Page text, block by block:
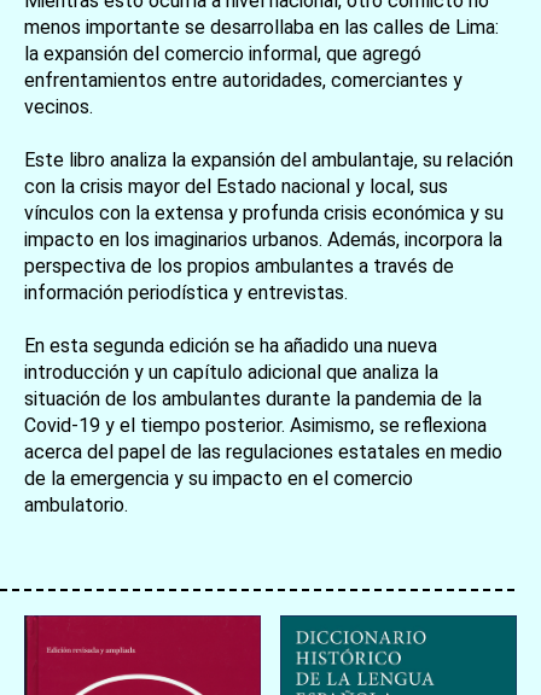
カートへ進む
menos importante se desarrollaba en las calles de Lima:
la expansión del comercio informal, que agregó
enfrentamientos entre autoridades, comerciantes y
vecinos.
Este libro analiza la expansión del ambulantaje, su relación
con la crisis mayor del Estado nacional y local, sus
vínculos con la extensa y profunda crisis económica y su
impacto en los imaginarios urbanos. Además, incorpora la
perspectiva de los propios ambulantes a través de
información periodística y entrevistas.
En esta segunda edición se ha añadido una nueva
introducción y un capítulo adicional que analiza la
situación de los ambulantes durante la pandemia de la
Covid-19 y el tiempo posterior. Asimismo, se reflexiona
acerca del papel de las regulaciones estatales en medio
de la emergencia y su impacto en el comercio
ambulatorio.